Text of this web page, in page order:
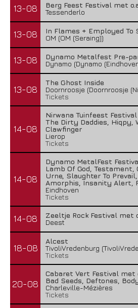
13-08
Berg Feest Festival met
Tessenderlo
13-08
In Flames + Employed To
OM (OM (Seraing))
13-08
Dynamo Metalfest Pre-
Dynamo (Dynamo
13-08
The Ghost Inside
Doornroosje (Doornroosje
Tickets
14-08
Nirwana Tuinfeest Festival
The Dirty Daddies, Hiqpy,
Clawfinger
Lierop
Tickets
14-08
Dynamo MetalFest
Lamb Of God, Testament,
Urne, Slaughter To
Amorphis, Insanity Alert,
Eindhoven
Tickets
14-08
Zeeltje Rock Festival met
Deest
18-08
Alcest
TivoliVredenburg
Tickets
20-08
Cabaret Vert Festival met
Bad Seeds, Deftones,
Charleville-Mézières
Tickets